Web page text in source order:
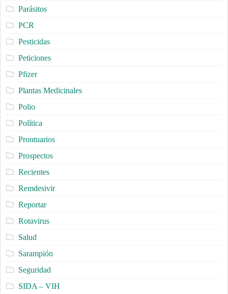
Parásitos
PCR
Pesticidas
Peticiones
Pfizer
Plantas Medicinales
Polio
Política
Prontuarios
Prospectos
Recientes
Remdesivir
Reportar
Rotavirus
Salud
Sarampión
Seguridad
SIDA – VIH